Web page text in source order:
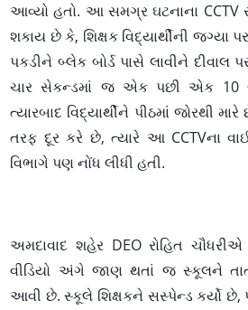
આવ્યો હતો. આ સમગ્ર ઘટનાના
શકાય છે કે, શિક્ષક વિદ્યાર્થીની જગ્યા
પકડીને બ્લેક બોર્ડ પાસે લાવીને દીવાલ
ચાર સેકન્ડમાં જ એક પછી એક 10
ત્યારબાદ વિદ્યાર્થીને પીઠમાં જોરથી
તરફ દૂર કરે છે, ત્યારે આ CCTVના
વિભાગે પણ નોંધ લીધી હતી.
અમદાવાદ શહેર DEO રોહિત
વીડિયો અંગે જાણ થતાં જ સ્કૂલને
આવી છે. સ્કૂલે શિક્ષકને સસ્પેન્ડ કર્યો